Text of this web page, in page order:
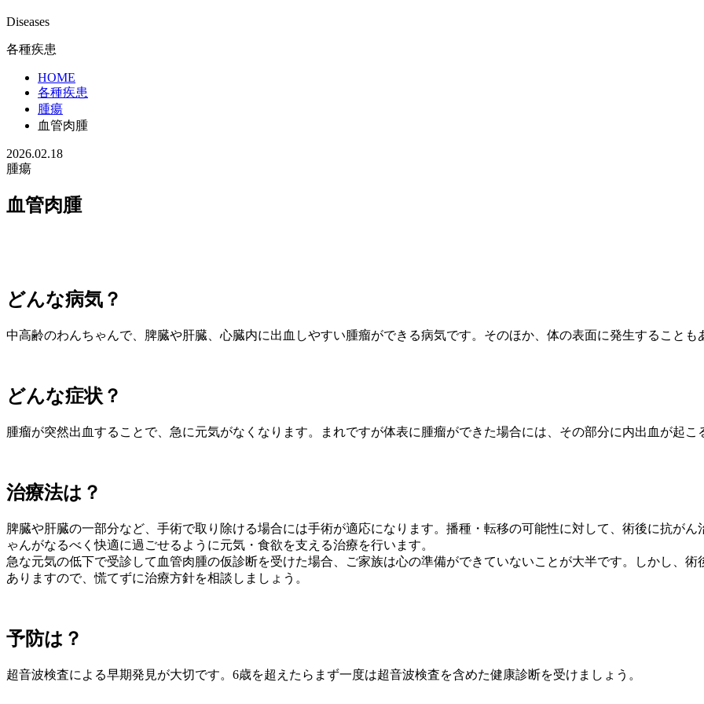
Diseases
各種疾患
HOME
各種疾患
腫瘍
血管肉腫
2026.02.18
腫瘍
血管肉腫
どんな病気？
中高齢のわんちゃんで、脾臓や肝臓、心臓内に出血しやすい腫瘤ができる病気です。そのほか、体の表面に発生することも
どんな症状？
腫瘤が突然出血することで、急に元気がなくなります。まれですが体表に腫瘤ができた場合には、その部分に内出血が起こ
治療法は？
脾臓や肝臓の一部分など、手術で取り除ける場合には手術が適応になります。播種・転移の可能性に対して、術後に抗が
ゃんがなるべく快適に過ごせるように元気・食欲を支える治療を行います。
急な元気の低下で受診して血管肉腫の仮診断を受けた場合、ご家族は心の準備ができていないことが大半です。しかし、
ありますので、慌てずに治療方針を相談しましょう。
予防は？
超音波検査による早期発見が大切です。6歳を超えたらまず一度は超音波検査を含めた健康診断を受けましょう。